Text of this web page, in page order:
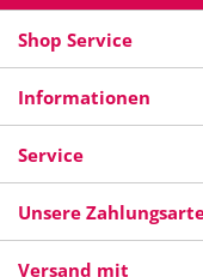
Shop Service
Informationen
Service
Unsere
Versand mit